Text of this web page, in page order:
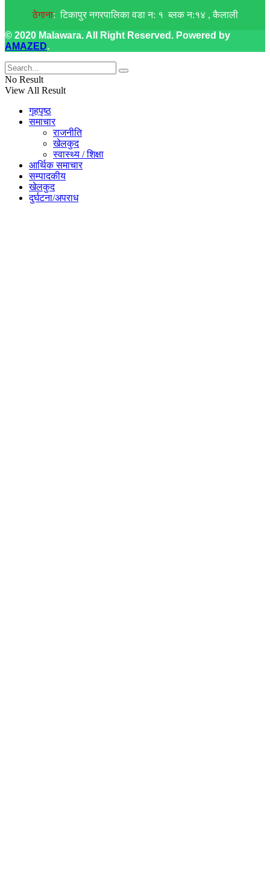
ठेगाना: टिकापुर नगरपालिका वडा न: १ ब्लक न:१४ , कैलाली
© 2020 Malawara. All Right Reserved. Powered by
AMAZED.
No Result
View All Result
गृहपृष्ठ
समाचार
राजनीति
खेलकुद
स्वास्थ्य / शिक्षा
आर्थिक समाचार
सम्पादकीय
खेलकुद
दुर्घटना/अपराध